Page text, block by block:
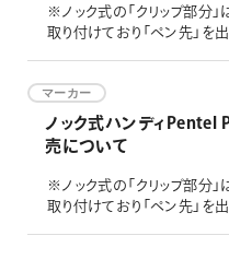
※ノック式の「クリップ部分
取り付けており「ペン先」を
んだり、バック内のペン刺し
めになり、負荷が掛かると
で、ご注意ください。 上記に
ンデ
マーカー
ノック式ハンディPentel
売について
※ノック式の「クリップ部分
取り付けており「ペン先」を